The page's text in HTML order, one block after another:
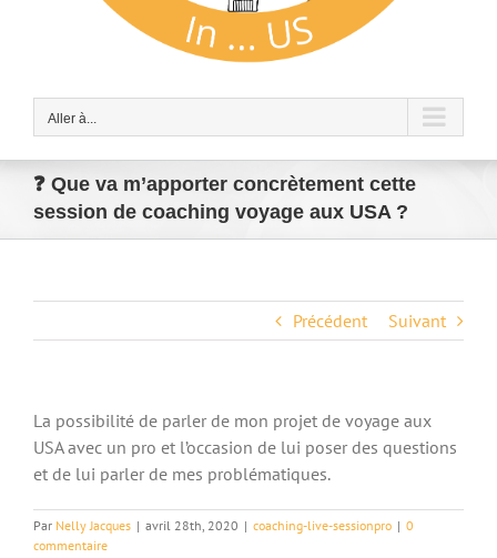
Aller à...
❓ Que va m’apporter concrètement cette
session de coaching voyage aux USA ?
Précédent Suivant
La possibilité de parler de mon projet de voyage aux
USA avec un pro et l’occasion de lui poser des questions
et de lui parler de mes problématiques.
Par Nelly Jacques | avril 28th, 2020 | coaching-live-sessionpro | 0
commentaire